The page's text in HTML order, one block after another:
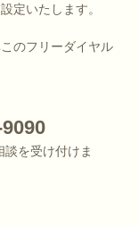
定いたします。
のフリーダイヤル
を受け付けま